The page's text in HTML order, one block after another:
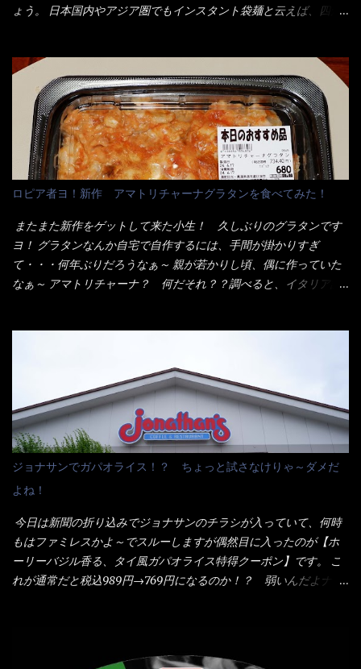
ドカ盛のキャベツと御飯にカレーがかかっています。 カレーは辛
ンとした厚さのあるトンカツです。 それも揚げたての熱々です。
これを難なく完食出来なければ、漢では無い！と云っても過言で
はないだろう。 この他も、兎に角ボリューム満点で＜薄カツ＞と
呼ばれるメニューは、トンカツが2枚重ねて出てくるだ！ 1枚が薄
いから、2枚乗せにしたらしいけど・・・
ょう。 日本国内やアジア圏でもインスタント袋麺と云えば、四角
イ棒状ラーメンを、OKストアで見かけ思わず手に取って買い物篭
へ 坦々まぜそばと＜数量限定＞宮崎辛麺風ラーメン オーッといき
なり私の胃袋をグサッと・・・・ 棒状インスタントラーメンの
デビューが決まりました。 か・ら・め・ん・辛麺！ 宮崎辛麺は
チャルメラや日清からも出されている、辛口のラーメンじゃ
ん！！ 酸っぱくしたら、酸辣湯麺？なんてね。 よし今日のサラ
メシは、宮崎辛麺にしよう！ それではまず袋を開けると・・・ な
んだか紙に巻かれた棒状の麺が二束、調味油と粉末スープ！ やは
り見慣れない姿・・・何だかチョッと高級感的な・・・だって透
明なトレイに並んだ棒状麺なんて見慣れないからねぇ～（コスト
がかかる） 袋の裏側を見ると、韮とか卵の用意を勧めている。
それなばらと冷蔵庫にあった、黒豆モヤシ・韮・生卵を用意しま
け、韮の葉の部分をドサッと乗せて調味油を入れて完成です。 ど
うでしょう？ 見た目 Goodデザイン賞じゃない！？ 笑 マルタ
イのHPを見ると・・・（引用） めんは、ノンフライ・ノンスチー
ム製法で仕上げた、生めんに近い風味のストレートめんです。 豚
の旨味に数種類の唐辛子、ニンニクを加えた辛さとコクが凝縮さ
れた醤油ベースのスープです。 調味油に赤ラー油とごま油を使用
することに風味と辛さを引き立たせています。 調味油をスープ
全体に馴染ませるために、箸で麺と具を持ち上げて・・・ ええや
ないかぁ～ モヤシが黒豆モヤシだから細身で熱を加えてもへた
りづらい！（緑豆モヤシだと太くて熱加えるとダラーっとなるん
だよ） それに細ストレート麺とモヤシが良いバランスで・・・
韮の緑と卵の黄色も相まって・・・映える...
ロピア者ヨ！新作 アマトリチャーナグラタンを食べてみた！
またまた新作をゲットして来た小生！ 久しぶりのグラタンです
ヨ！ グラタンなんか自宅で自作するには、手間が掛かりすぎ
て・・・何年ぶりだろうなぁ～ 親が若かりし頃、偶に作っていた
なぁ～ アマトリチャーナ？ 何だそれ？？調べると、イタリア語
ブン皿で焼いて、大凡の目安で小分けにしているようで、パック
をよーく見たら表面のチーズの乗り具合に結構な差が出てい
た・・・チーズに焦げ目が付いているのを、しっかり確認し買う
ことをオススメします。（取り分け量にも若干有り差がでてるだ
ろう） 早速タバスコを振りかけて食べてみると・・・結構美味し
いよ！ 久しぶりだな～ホワイトソースとマカロニの絡まった食
感・・・懐かしい～ 今回ダイソーのカレー用のスプーンを使って
みたら、これが凄くうまくすくえるんだよねぇ～（このスプーン
当たりだね） 今回新作のグラタンを頂きましたが、まずまずの美
味しさとダイソーのカレースプーンの。すくい上げ力の良さを再
度認識できました。
ジョナサンでガパオライス！？ ちょっと試さなけりゃ～ダメだ
よね！
今日は新聞の折り込みでジョナサンのチラシが入っていて、何時
もはファミレスかよ～でスルーしますが偶然目に入ったのが【ホ
ーリーバジル香る、タイ風ガパオライス特得クーポン】です。 こ
れが通常だと税込989円→769円になるのか！？ 弱いんだよナァ
に行っても同じメニュー同じ味のファミレスには行きません。 最